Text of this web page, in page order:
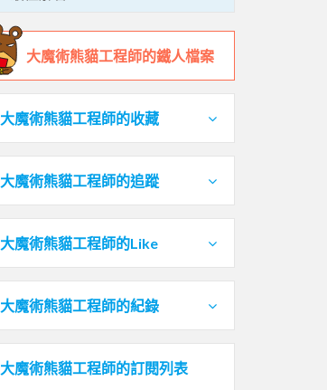
大魔術熊貓工程師的鐵人檔案
大魔術熊貓工程師的收藏
大魔術熊貓工程師的追蹤
大魔術熊貓工程師的Like
大魔術熊貓工程師的紀錄
大魔術熊貓工程師的訂閱列表